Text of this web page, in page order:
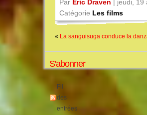
Par Éric Draven | jeudi, 19
Catégorie Les films
« La sanguisuga conduce la
S'abonner
Fil
des
entrées